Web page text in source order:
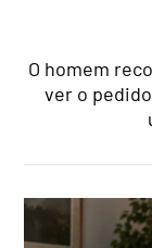
O homem
ver o